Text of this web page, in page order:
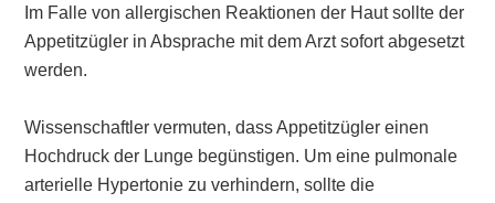
Im Falle von allergischen Reaktionen der Haut sollte der
Appetitzügler in Absprache mit dem Arzt sofort abgesetzt
werden.
Wissenschaftler vermuten, dass Appetitzügler einen
Hochdruck der Lunge begünstigen. Um eine pulmonale
arterielle Hypertonie zu verhindern, sollte die